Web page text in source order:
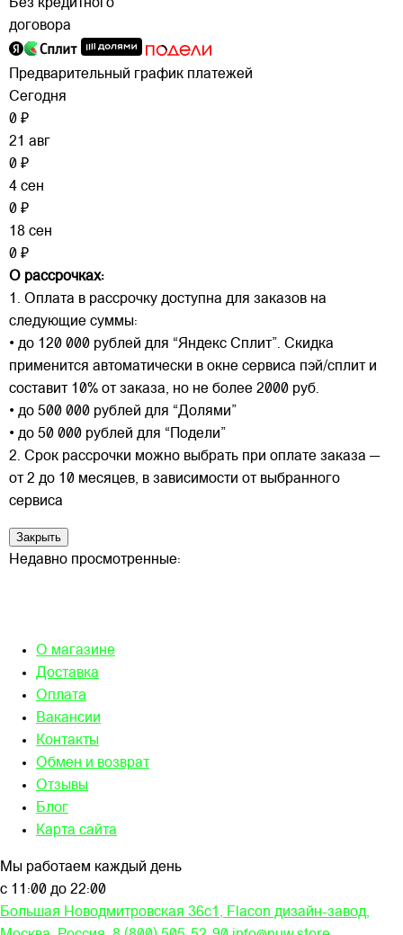
Без кредитного
договора
Предварительный график платежей
Сегодня
0 ₽
21 авг
0 ₽
4 сен
0 ₽
18 сен
0 ₽
О рассрочках:
1. Оплата в рассрочку доступна для заказов на
следующие суммы:
• до 120 000 рублей для “Яндекс Сплит”. Скидка
применится автоматически в окне сервиса пэй/сплит и
составит 10% от заказа, но не более 2000 руб.
• до 500 000 рублей для “Долями”
• до 50 000 рублей для “Подели”
2. Срок рассрочки можно выбрать при оплате заказа —
от 2 до 10 месяцев, в зависимости от выбранного
сервиса
Закрыть
Недавно просмотренные:
О магазине
Доставка
Оплата
Вакансии
Контакты
Обмен и возврат
Отзывы
Блог
Карта сайта
Мы работаем каждый день
с 11:00 до 22:00
Большая Новодмитровская 36c1, Flacon дизайн-завод,